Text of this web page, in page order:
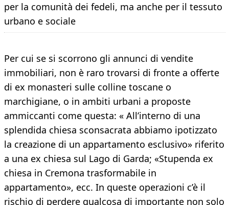
per la comunità dei fedeli, ma anche per il tessuto
urbano e sociale
Per cui se si scorrono gli annunci di vendite
immobiliari, non è raro trovarsi di fronte a offerte
di ex monasteri sulle colline toscane o
marchigiane, o in ambiti urbani a proposte
ammiccanti come questa: « All’interno di una
splendida chiesa sconsacrata abbiamo ipotizzato
la creazione di un appartamento esclusivo» riferito
a una ex chiesa sul Lago di Garda; «Stupenda ex
chiesa in Cremona trasformabile in
appartamento», ecc. In queste operazioni c’è il
rischio di perdere qualcosa di importante non solo